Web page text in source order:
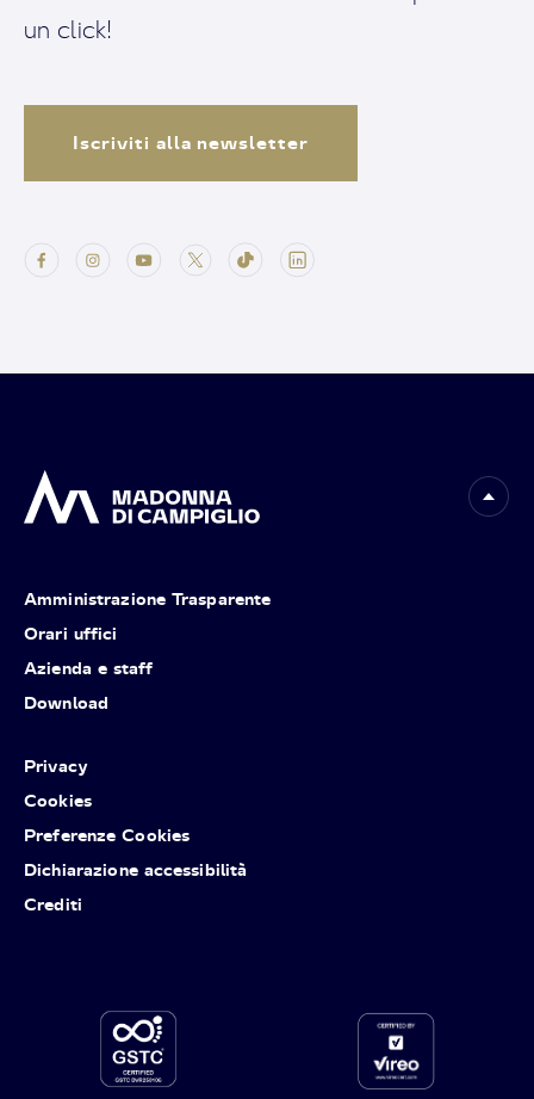
un click!
Iscriviti alla newsletter
Amministrazione Trasparente
Orari uffici
Azienda e staff
Download
Privacy
Cookies
Preferenze Cookies
Dichiarazione accessibilità
Crediti